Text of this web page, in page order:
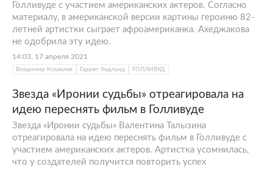
Голливуде с участием американских актеров. Согласно
материалу, в американской версии картины героиню 82-
летней артистки сыграет афроамериканка. Ахеджакова
не одобрила эту идею.
14:03, 17 апреля 2021
Владимир Кошелев Гаррет Хедлунд ГОЛЛИВУД
Звезда «Иронии судьбы» отреагировала на
идею переснять фильм в Голливуде
Звезда «Иронии судьбы» Валентина Талызина
отреагировала на идею переснять фильм в Голливуде с
участием американских актеров. Артистка усомнилась,
что у создателей получится повторить успех